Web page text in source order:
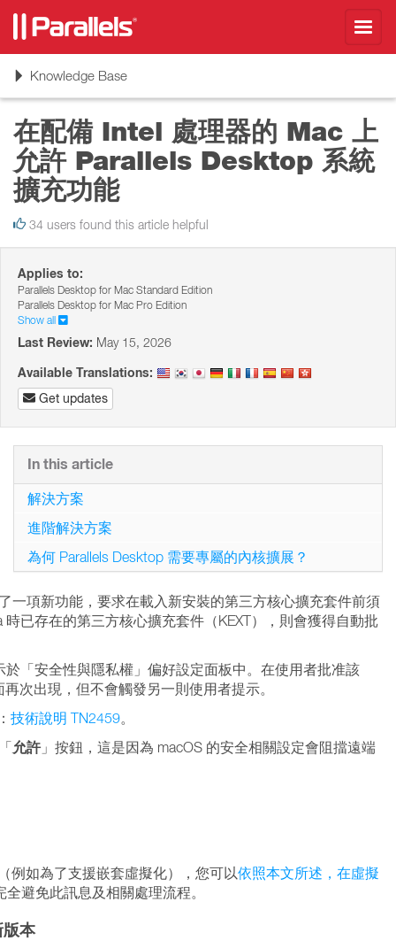
ToggleKnowledge Base
在配備 Intel 處理器的 Mac 上
允許 Parallels Desktop 系統
擴充功能
34 users found this article helpful
Applies to:
Parallels Desktop for Mac Standard Edition
Parallels Desktop for Mac Pro Edition
Show all
Last Review: May 15, 2026
Available Translations:
Get updates
一項新功能，要求在載入新安裝的第三方核心擴充套件前須
已存在的第三方核心擴充套件（KEXT），則會獲得自動批
「安全性與隱私權」偏好設定面板中。在使用者批准該
次出現，但不會觸發另一則使用者提示。
技術說明 TN2459。
允許」按鈕，這是因為 macOS 的安全相關設定會阻擋遠端
例如為了支援嵌套虛擬化），您可以依照本文所述，在虛擬
全避免此訊息及相關處理流程。
本
In this article
解決方案
進階解決方案
為何 Parallels Desktop 需要專屬的內核擴展？